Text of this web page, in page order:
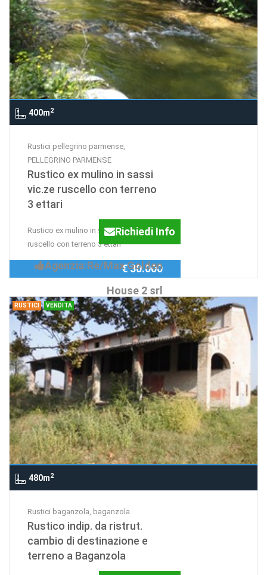
400m2
Rustici pellegrino parmense,
PELLEGRINO PARMENSE
Rustico ex mulino in sassi
vic.ze ruscello con terreno
3 ettari
Rustico ex mulino in sassi vic.ze
ruscello con terreno 3 ettari
Richiedi Info
Agenzia:Re/Max Golden
House 2 srl
€ 30.000
RUSTICI VENDITA
480m2
Rustici baganzola, baganzola
Rustico indip. da ristrut.
cambio di destinazione e
terreno a Baganzola